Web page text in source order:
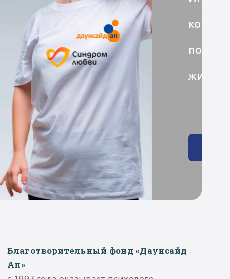
фонда,
семей.
Благотворительный фонд «Даунсайд
Ап»